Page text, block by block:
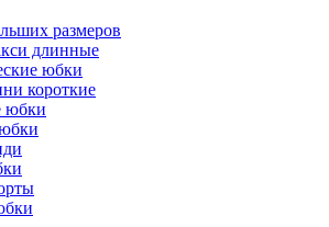
размеров
длинные
юбки
короткие